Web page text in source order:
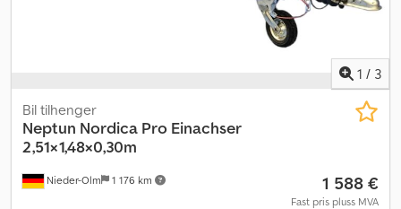
1 / 3
Nieder-Olm 1 176 km
Bil tilhenger
Neptun Nordica Pro Einachser
2,51×1,48×0,30m
1 588 €
Fast pris pluss MVA